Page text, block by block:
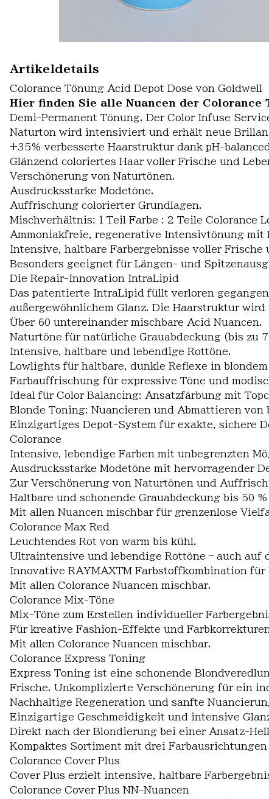
Artikeldetails
Colorance Tönung Acid Depot Dose von Goldwell
Hier finden Sie alle Nuancen der
Demi-Permanent Tönung. Der Color Infuse
Naturton wird intensiviert und erhält neue
+35% verbesserte Haarstruktur dank pH-
Glänzend coloriertes Haar voller Frische und
Verschönerung von Naturtönen.
Ausdrucksstarke Modetöne.
Auffrischung colorierter Grundlagen.
Mischverhältnis: 1 Teil Farbe : 2 Teile Colorance
Ammoniakfreie, regenerative Intensivtönung mit
Intensive, haltbare Farbergebnisse voller Frische
Besonders geeignet für Längen- und
Die Repair-Innovation IntraLipid
Das patentierte IntraLipid füllt verloren
außergewöhnlichem Glanz. Die Haarstruktur
Über 60 untereinander mischbare Acid Nuancen.
Naturtöne für natürliche Grauabdeckung (bis zu
Intensive, haltbare und lebendige Rottöne.
Lowlights für haltbare, dunkle Reflexe in blondem
Farbauffrischung für expressive Töne und
Ideal für Color Balancing: Ansatzfärbung mit
Blonde Toning: Nuancieren und Abmattieren von
Einzigartiges Depot-System für exakte, sichere
Colorance
Intensive, lebendige Farben mit unbegrenzten
Ausdrucksstarke Modetöne mit hervorragender
Zur Verschönerung von Naturtönen und
Haltbare und schonende Grauabdeckung bis 50
Mit allen Nuancen mischbar für grenzenlose
Colorance Max Red
Leuchtendes Rot von warm bis kühl.
Ultraintensive und lebendige Rottöne – auch auf
Innovative RAYMAXTM Farbstoffkombination
Mit allen Colorance Nuancen mischbar.
Colorance Mix-Töne
Mix-Töne zum Erstellen individueller
Für kreative Fashion-Effekte und
Mit allen Colorance Nuancen mischbar.
Colorance Express Toning
Express Toning ist eine schonende
Frische. Unkomplizierte Verschönerung für ein
Nachhaltige Regeneration und sanfte
Einzigartige Geschmeidigkeit und intensive
Direkt nach der Blondierung bei einer Ansatz-
Kompaktes Sortiment mit drei Farbausrichtungen
Colorance Cover Plus
Cover Plus erzielt intensive, haltbare
Colorance Cover Plus NN-Nuancen